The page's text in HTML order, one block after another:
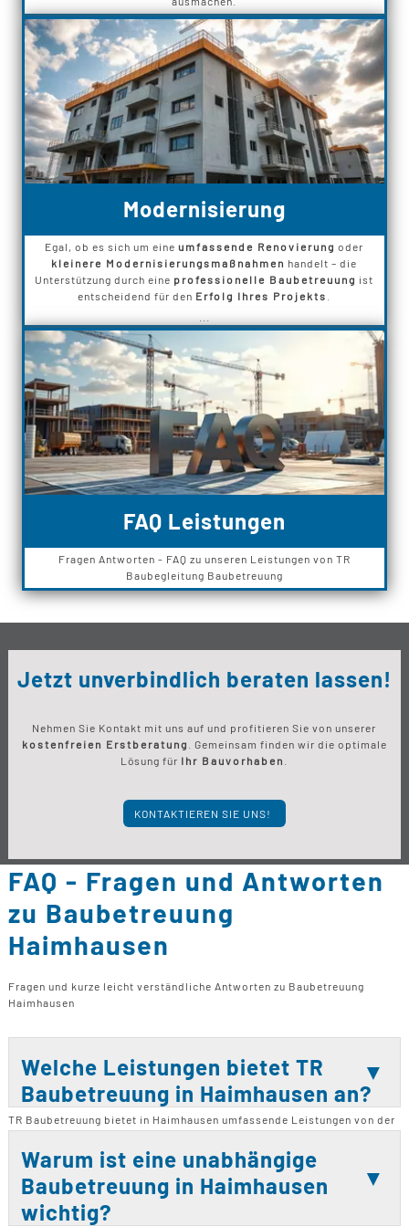
Modernisierung
Egal, ob es sich um eineumfassende Renovierung oder
kleinere Modernisierungsmaßnahmen handelt – die
Unterstützung durch eine professionelle Baubetreuung ist
entscheidend für den Erfolg Ihres Projekts
FAQ Leistungen
Fragen Antworten - FAQ zu unseren Leistungen von TR
Baubegleitung Baubetreuung
Jetzt unverbindlich beraten lassen!
Nehmen Sie Kontakt mit uns auf und profitieren Sie von unserer
kostenfreien Erstberatung
. Gemeinsam finden wir die optimale
Lösung für Ihr Bauvorhaben
KONTAKTIEREN SIE UNS!
FAQ - Fragen und Antworten
zu Baubetreuung
Haimhausen
Fragen und kurze leicht verständliche Antworten zu Baubetreuung
Haimhausen
Welche Leistungen bietet TR
Baubetreuung in Haimhausen an?
TR Baubetreuung bietet in Haimhausen umfassende Leistungen von der
an. Sie betreuen Projekte von der ersten Idee bis zur Fertigstellung,
einschließlich Neubauten, Sanierungen und Modernisierungen. Die
Baubetreuung sorgt für eine kontinuierliche Unterstützung während des
gesamten Bauprozesses. Bauleitung und Baukontrolle gewährleisten
die Einhaltung von Qualitätsstandards und Zeitplänen. Zusätzlich bietet
Warum ist eine unabhängige
Baubetreuung in Haimhausen
wichtig?